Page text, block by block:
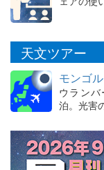
天文ツアー
モンゴ
ウラン
泊。光害